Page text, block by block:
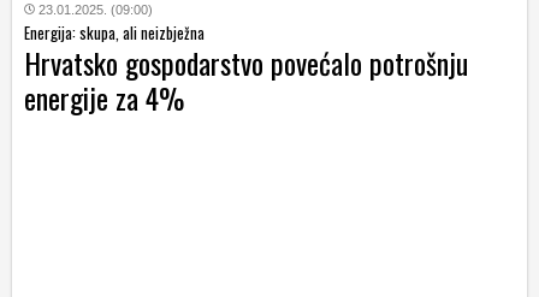
23.01.2025. (09:00)
Energija: skupa, ali neizbježna
Hrvatsko gospodarstvo povećalo potrošnju
energije za 4%